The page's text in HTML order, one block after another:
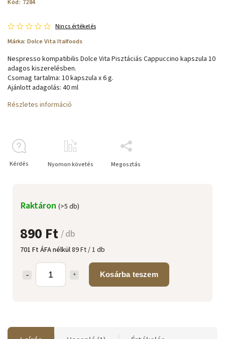
Kód: 7284
Nincs értékelés
Márka: Dolce Vita Italfoods
890 Ft / db
701 Ft ÁFA nélkül89 Ft / 1 db
Kosárba teszem
Raktáron (>5 db)
Nespresso kompatibilis Dolce Vita Pisztáciás Cappuccino kapszula 10
adagos kiszerelésben.
Csomag tartalma: 10 kapszula x 6 g.
Ajánlott adagolás: 40 ml
Részletes információ
Kérdés Nyomon követés Megosztás